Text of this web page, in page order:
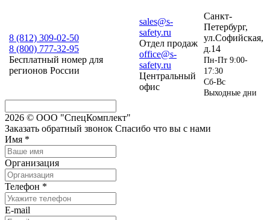
8 (812) 309-02-50
8 (800) 777-32-95
Бесплатный номер для
регионов России
sales@s-
safety.ru
Отдел продаж
office@s-
safety.ru
Центральный
офис
Санкт-
Петербург,
ул.Софийская,
д.14
Пн-Пт 9:00-
17:30
Сб-Вс
Выходные дни
2026 © ООО "СпецКомплект"
Заказать обратный звонок Спасибо что вы с нами
Имя *
Организация
Телефон *
E-mail